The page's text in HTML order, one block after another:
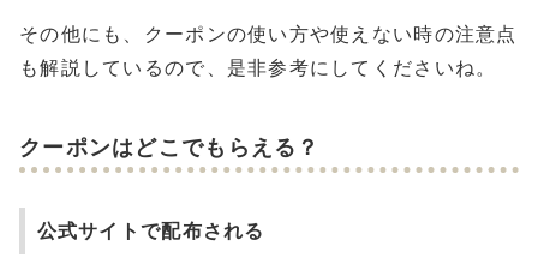
その他にも、クーポンの使い方や使えない時の注意点
も解説しているので、是非参考にしてくださいね。
クーポンはどこでもらえる？
公式サイトで配布される